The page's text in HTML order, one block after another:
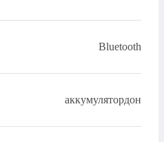
Bluetooth
аккумулятордон